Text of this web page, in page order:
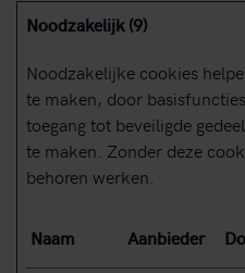
Noodzakelijk (9)
Noodzakelijke cookies
te maken, door
toegang tot beveiligde
te maken. Zonder deze
behoren werken.
Naam Aanbieder